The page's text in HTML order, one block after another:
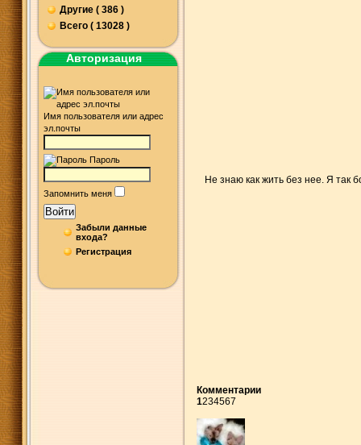
Другие ( 386 )
Всего ( 13028 )
Авторизация
Имя пользователя или адрес
эл.почты
Пароль
Запомнить меня
Войти
Забыли данные
входа?
Регистрация
Не знаю как жить без нее. Я так
Комментарии
1234567